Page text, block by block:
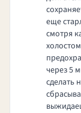
еще
смотря
через 5
сделать